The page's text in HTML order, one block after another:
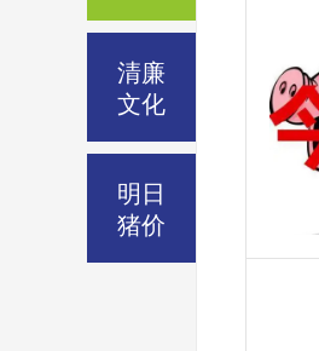
清廉
文化
明日
猪价